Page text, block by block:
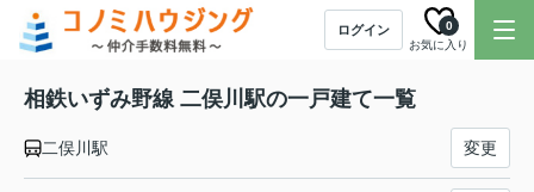
ログイン
お気に入り
0
相鉄いずみ野線 二俣川駅の一戸建て一覧
二俣川駅 変更